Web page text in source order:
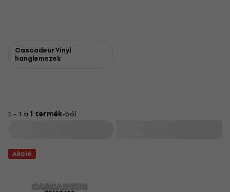
Cascadeur Vinyl
hanglemezek
1 - 1 a 1 termék-ból
Akció